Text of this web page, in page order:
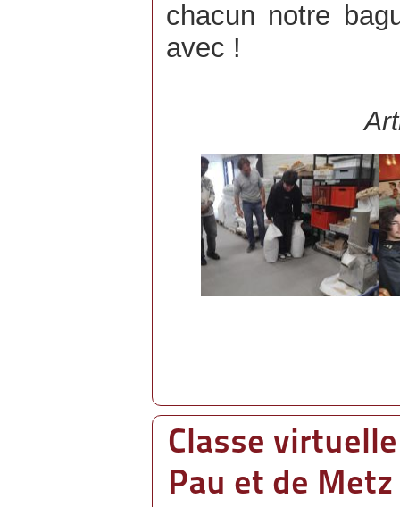
chacun notre
avec !
Classe
Pau et de Metz